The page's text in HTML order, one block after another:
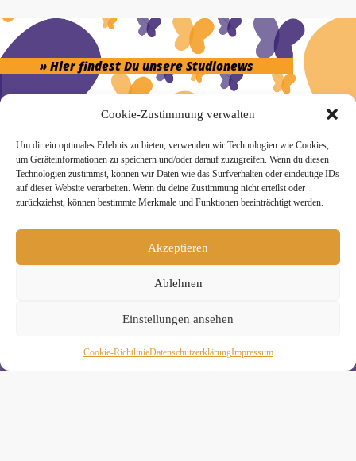
Cookie-Zustimmung verwalten
Um dir ein optimales Erlebnis zu bieten, verwenden wir Technologien wie Cookies,
um Geräteinformationen zu speichern und/oder darauf zuzugreifen. Wenn du diesen
Technologien zustimmst, können wir Daten wie das Surfverhalten oder eindeutige IDs
auf dieser Website verarbeiten. Wenn du deine Zustimmung nicht erteilst oder
zurückziehst, können bestimmte Merkmale und Funktionen beeinträchtigt werden.
Akzeptieren
Ablehnen
Einstellungen ansehen
Cookie-RichtlinieDaten­schutz­erklä­rungImpressum
» Hier findest Du unsere Studionews
» Unsere Hygienemassnahmen
Wenn Du magst, schicke ich Dir ungefähr monatlich Infos zu
Dich natürlich jederzeit wieder abmelden. Alle Details zur
Nutzung Deiner Daten findest Du in unserer